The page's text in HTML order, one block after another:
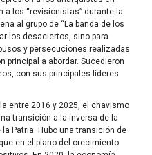
a los “revisionistas” durante la
al grupo de “La banda de los
los desaciertos, sino para
y persecuciones realizadas
principal a abordar. Sucedieron
con sus principales líderes
entre 2016 y 2025, el chavismo
transición a la inversa de la
Patria. Hubo una transición de
en el plano del crecimiento